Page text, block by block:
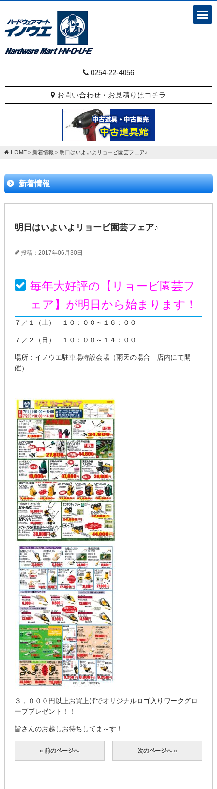
0254-22-4056
お問い合わせ・お見積りはコチラ
HOME> 新着情報 > 明日はいよいよリョービ園芸フェア♪
新着情報
明日はいよいよリョービ園芸フェア♪
投稿：2017年06月30日
毎年大好評の【リョービ園芸フ
ェア】が明日から始まります！
７／１（土） １０：００～１６：００
７／２（日） １０：００～１４：００
場所：イノウエ駐車場特設会場（雨天の場合 店内にて開
催）
３，０００円以上お買上げでオリジナルロゴ入りワークグロ
ーブプレゼント！！
皆さんのお越しお待ちしてま～す！
« 前のページへ 次のページへ »